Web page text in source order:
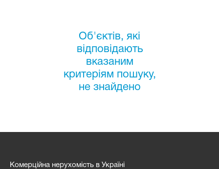
Об'єктів, які
відповідають
вказаним
критеріям пошуку,
не знайдено
Комерційна нерухомість в Україні